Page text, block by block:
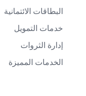
البطاقات الائتمانية
خدمات التمويل
إدارة الثروات
الخدمات المميزة